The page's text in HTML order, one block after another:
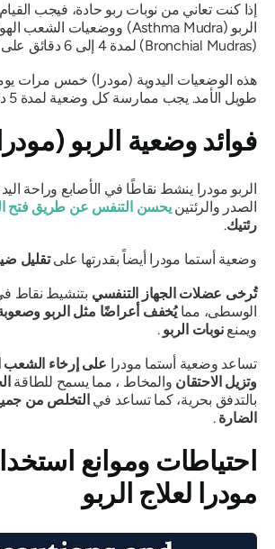
إذا كنت تعاني من نوبات ربو حادة، فيجب
الربو(Asthma Mudra)
ووضعيات الشعب
Mudras)
لمدة 4 إلى 6 دقائق على الأقل
هذهالوضعيات اليدوية (مودرا) خمس مرات
طويل الأمد. يجب ممارسة كل وضعية لمدة 5 دقائق.
فوائدوضعية الربو
الربو مودراينشط نقاطًا في الأصابع وراحة اليد
الصدر والرئتينيحسن التنفسعن طريق فتح
رئتيك.
وضعية أستما مودراأيضاً بقدرتها على تقليل
تُرخى عضلات الجهاز التنفسيبتنشيط نقاط في
الوسطى، ممايُخفف أعراضًا مثل الربو وصعوبة
ويمنعنوبات الربو.
تساعدوضعية أستما مودرا على إرخاء الشعب
وتزيل الاحتقانوالمخاط ، مما يسمح للطاقة
بالتدفق بحرية، كما تساعد في التخلص من
الضارة .
احتياطات وموانع
مودرا لعلاج الربو